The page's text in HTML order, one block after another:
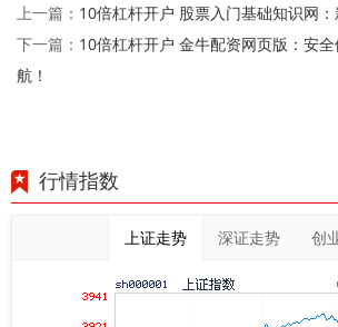
上一篇： 10倍杠杆开户 股票入门基础知识网
下一篇： 10倍杠杆开户 金牛配资网页版：安
航！
行情指数
上证走势 深证走势 创